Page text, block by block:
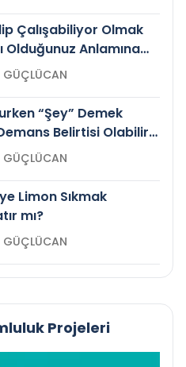
Çalışabiliyor Olmak
Olduğunuz Anlamına
Zeynep GÜÇLÜCAN
“Şey” Demek
Belirtisi Olabilir
Zeynep GÜÇLÜCAN
Limon Sıkmak
mı?
Zeynep GÜÇLÜCAN
Projeleri